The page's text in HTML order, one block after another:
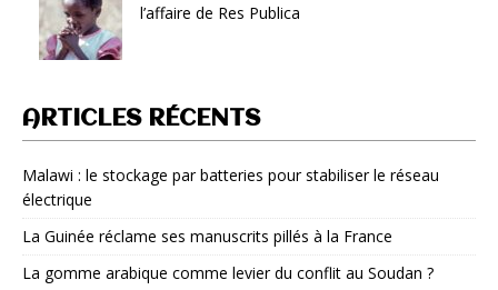
l’affaire de Res Publica
ARTICLES RÉCENTS
Malawi : le stockage par batteries pour stabiliser le réseau
électrique
La Guinée réclame ses manuscrits pillés à la France
La gomme arabique comme levier du conflit au Soudan ?